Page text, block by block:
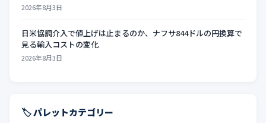
2026年8月3日
日米協調介入で値上げは止まるのか、ナフサ844ドルの円換算で
見る輸入コストの変化
2026年8月3日
🏷️ パレットカテゴリー